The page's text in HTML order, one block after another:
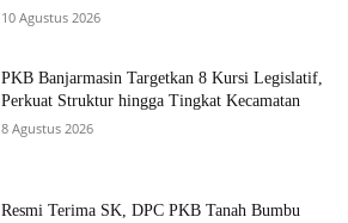
10 Agustus 2026
PKB Banjarmasin Targetkan 8 Kursi Legislatif,
Perkuat Struktur hingga Tingkat Kecamatan
8 Agustus 2026
Resmi Terima SK, DPC PKB Tanah Bumbu